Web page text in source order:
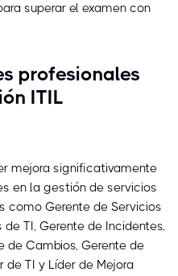
superar el examen con
profesionales
ITIL
mejora significativamente
en la gestión de servicios
como Gerente de Servicios
TI, Gerente de Incidentes,
de Cambios, Gerente de
de TI y Líder de Mejora